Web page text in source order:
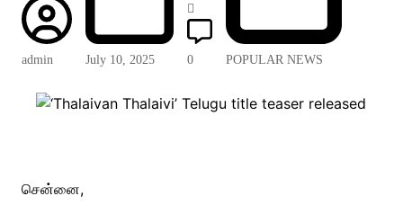
admin July 10, 2025 0 POPULAR NEWS
சென்னை,